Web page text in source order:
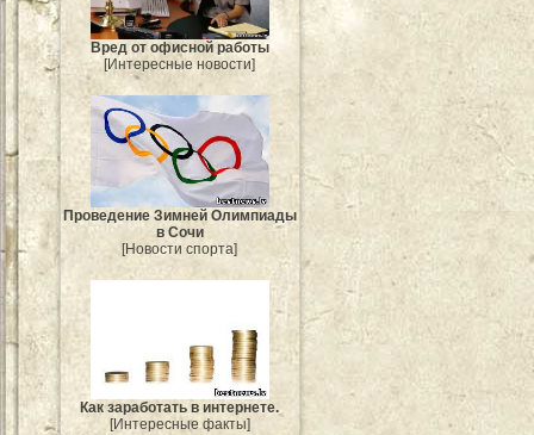
Вред от офисной работы
[Интересные новости]
Проведение Зимней Олимпиады
в Сочи
[Новости спорта]
Как заработать в интернете.
[Интересные факты]